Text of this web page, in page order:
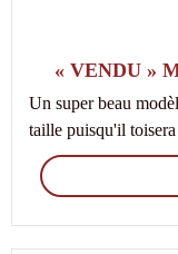
« VENDU »
Un super beau
taille puisqu'il